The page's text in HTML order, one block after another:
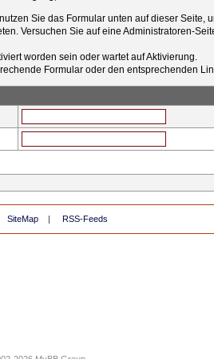
Sie das Formular unten auf dieser Seite,
Versuchen Sie auf eine Administratoren-
worden sein oder wartet auf Aktivierung.
Formular oder den entsprechenden
SiteMap | RSS-Feeds